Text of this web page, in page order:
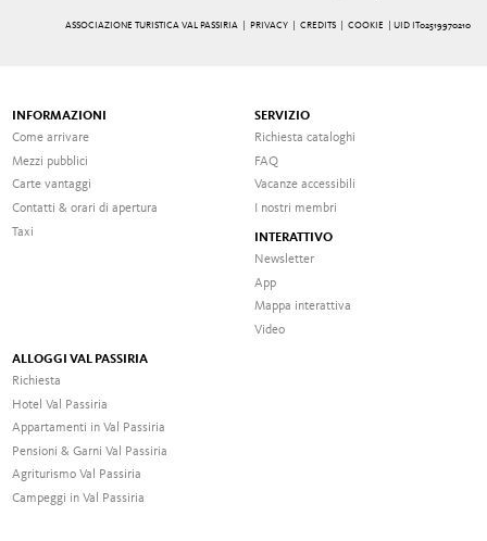
ASSOCIAZIONE TURISTICA VAL PASSIRIA | PRIVACY| CREDITS| COOKIE | UID IT02519970210
INFORMAZIONI
Come arrivare
Mezzi pubblici
Carte vantaggi
Contatti & orari di apertura
Taxi
SERVIZIO
Richiesta cataloghi
FAQ
Vacanze accessibili
I nostri membri
INTERATTIVO
Newsletter
App
Mappa interattiva
Video
ALLOGGI VAL PASSIRIA
Richiesta
Hotel Val Passiria
Appartamenti in Val Passiria
Pensioni & Garni Val Passiria
Agriturismo Val Passiria
Campeggi in Val Passiria